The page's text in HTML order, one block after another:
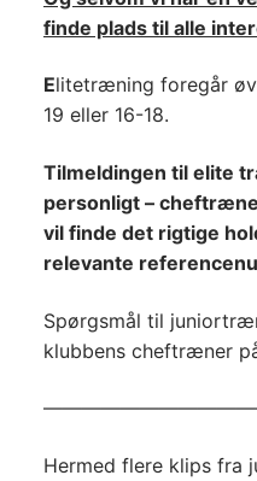
finde plads til alle
Elitetræning foregår
19 eller 16-18.
Tilmeldingen til elite
personligt –
vil finde det rigtige
relevante
Spørgsmål til
klubbens cheftræner
Hermed flere klips fra